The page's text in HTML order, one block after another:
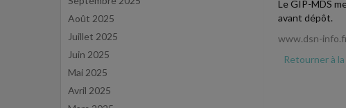
Août 2025
Juillet 2025
Juin 2025
Mai 2025
Avril 2025
Le GIP-MDS
avant dépôt.
www.dsn-
Retourner à